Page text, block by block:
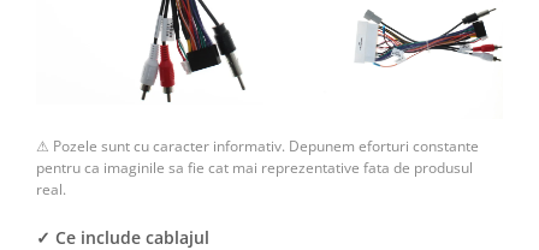
Camere Citroen
Camere Peugeot
Camere Fiat
⚠ Pozele sunt cu caracter informativ. Depunem eforturi constante
pentru ca imaginile sa fie cat mai reprezentative fata de produsul
real.
✓ Ce include cablajul